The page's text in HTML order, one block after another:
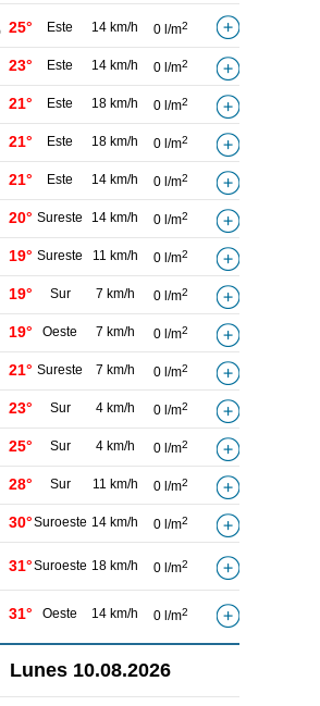
25° Este 14 km/h 0 l/m2
23° Este 14 km/h 0 l/m2
21° Este 18 km/h 0 l/m2
21° Este 18 km/h 0 l/m2
21° Este 14 km/h 0 l/m2
20° Sureste 14 km/h 0 l/m2
19° Sureste 11 km/h 0 l/m2
19° Sur 7 km/h 0 l/m2
19° Oeste 7 km/h 0 l/m2
21° Sureste 7 km/h 0 l/m2
23° Sur 4 km/h 0 l/m2
25° Sur 4 km/h 0 l/m2
28° Sur 11 km/h 0 l/m2
30°Suroeste 14 km/h 0 l/m2
31°Suroeste 18 km/h 0 l/m2
31° Oeste 14 km/h 0 l/m2
Lunes 10.08.2026